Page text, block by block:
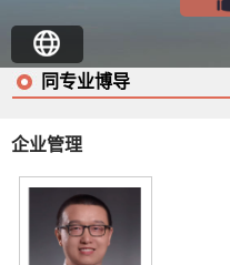
同专业博导
企业管理